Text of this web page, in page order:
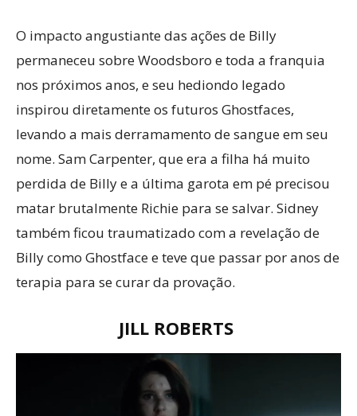
O impacto angustiante das ações de Billy
permaneceu sobre Woodsboro e toda a franquia
nos próximos anos, e seu hediondo legado
inspirou diretamente os futuros Ghostfaces,
levando a mais derramamento de sangue em seu
nome. Sam Carpenter, que era a filha há muito
perdida de Billy e a última garota em pé precisou
matar brutalmente Richie para se salvar. Sidney
também ficou traumatizado com a revelação de
Billy como Ghostface e teve que passar por anos de
terapia para se curar da provação.
JILL ROBERTS